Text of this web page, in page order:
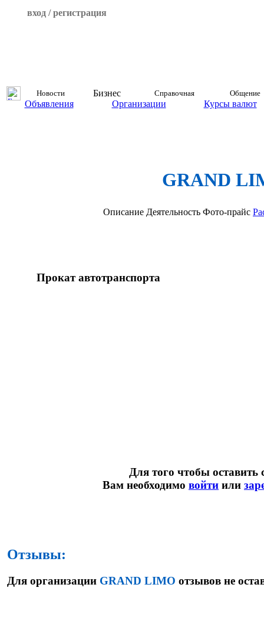
вход / регистрация
Новости Бизнес Справочная Общение
Объявления Организации Курсы валют
GRAND
Описание Деятельность Фото-прайс
Прокат автотранспорта
Для того чтобы оставить
Вам необходимо войти или
Отзывы:
Для организации GRAND LIMO отзывов не